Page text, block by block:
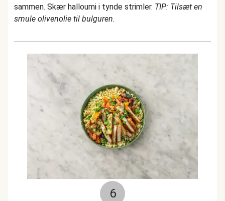
sammen. Skær halloumi i tynde strimler. TIP: Tilsæt en
smule olivenolie til bulguren.
6